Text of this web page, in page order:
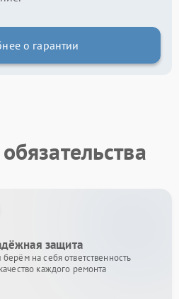
о гарантии
защита
на себя ответственность
каждого ремонта